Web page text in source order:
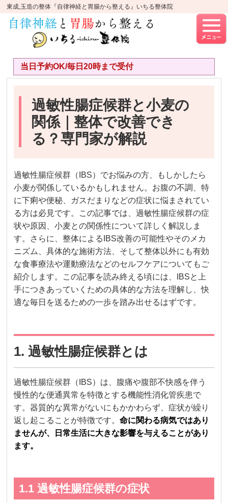
東成,玉造の整体『自律神経と胃腸から整える』いちる整体院
当日予約OK/毎日20時まで受付
過敏性腸症候群と小麦の
関係｜整体で改善でき
る？専門家が解説
過敏性腸症候群（IBS）でお悩みの方、もしかしたら
小麦が関係しているかもしれません。お腹の不調、特
に下痢や便秘、ガスだまりなどの症状に悩まされてい
る方は必見です。この記事では、過敏性腸症候群の症
状や原因、小麦との関係性について詳しく解説しま
す。さらに、整体によるIBS改善の可能性やそのメカ
ニズム、具体的な施術方法、そして整体以外にも有効
な食事療法や運動療法などのセルフケアについてもご
紹介します。この記事を読み終える頃には、IBSと上
手につきあっていくための具体的な方法を理解し、快
適な毎日を送るための一歩を踏み出せるはずです。
1. 過敏性腸症候群とは
過敏性腸症候群（IBS）は、腹痛や腹部不快感を伴う
慢性的な便通異常を特徴とする機能性消化管疾患で
す。器質的な異常がないにもかかわらず、症状が繰り
返し起こることが特徴です。命に関わる病気ではあり
ませんが、日常生活に大きな影響を与えることがあり
ます。
1.1 過敏性腸症候群の症状